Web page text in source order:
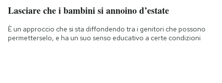
Lasciare che i bambini si annoino d’estate
È un approccio che si sta diffondendo tra i genitori che possono
permetterselo, e ha un suo senso educativo a certe condizioni